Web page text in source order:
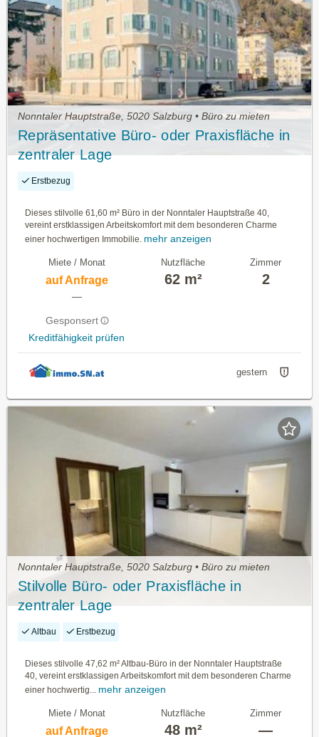
Nonntaler Hauptstraße, 5020 Salzburg • Büro zu mieten
Repräsentative Büro- oder Praxisfläche in
zentraler Lage
Erstbezug
Dieses stilvolle 61,60 m² Büro in der Nonntaler Hauptstraße 40,
vereint erstklassigen Arbeitskomfort mit dem besonderen Charme
einer hochwertigen Immobilie. mehr anzeigen
Miete / Monat
auf Anfrage
—
Gesponsert
Kreditfähigkeit prüfen
Nutzfläche
62 m²
Zimmer
2
gestern
Nonntaler Hauptstraße, 5020 Salzburg • Büro zu mieten
Stilvolle Büro- oder Praxisfläche in
zentraler Lage
Altbau Erstbezug
Dieses stilvolle 47,62 m² Altbau-Büro in der Nonntaler Hauptstraße
40, vereint erstklassigen Arbeitskomfort mit dem besonderen Charme
einer hochwertig...
mehr anzeigen
Miete / Monat
auf Anfrage
Nutzfläche
48 m²
Zimmer
—